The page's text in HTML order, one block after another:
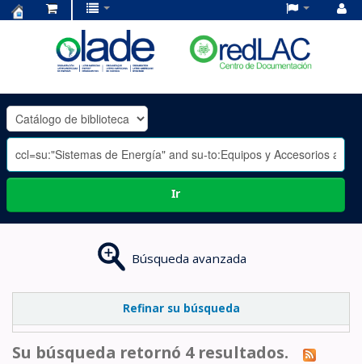
OLADE
-
Ir
Búsqueda avanzada
Refinar su búsqueda
Su búsqueda retornó 4 resultados.